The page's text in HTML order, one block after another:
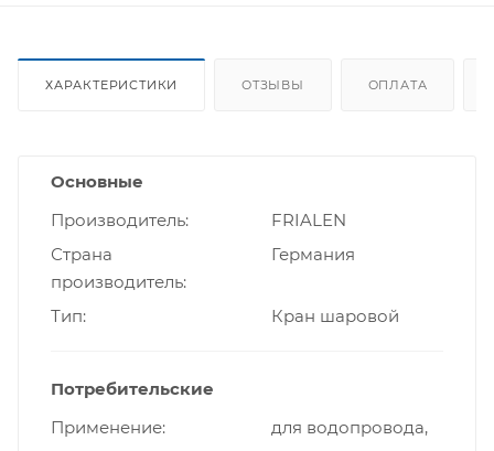
ХАРАКТЕРИСТИКИ ОТЗЫВЫ ОПЛАТА
Основные
Производитель
FRIALEN
Страна
производитель
Германия
Тип Кран шаровой
Потребительские
Применение
для водопровода,